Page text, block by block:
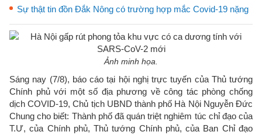
Sự thật tin đồn Đắk Nông có trường hợp mắc Covid-19 nặng
Ảnh minh họa.
Sáng nay (7/8), báo cáo tại hội nghị trực tuyến của Thủ tướng
Chính phủ với một số địa phương về công tác phòng chống
dịch COVID-19, Chủ tịch UBND thành phố Hà Nội Nguyễn Đức
Chung cho biết: Thành phố đã quán triệt nghiêm túc chỉ đạo của
T.Ư, của Chính phủ, Thủ tướng Chính phủ, của Ban Chỉ đạo